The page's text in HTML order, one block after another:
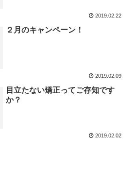
2019.02.22
２月のキャンペーン！
2019.02.09
目立たない矯正ってご存知です
か？
2019.02.02